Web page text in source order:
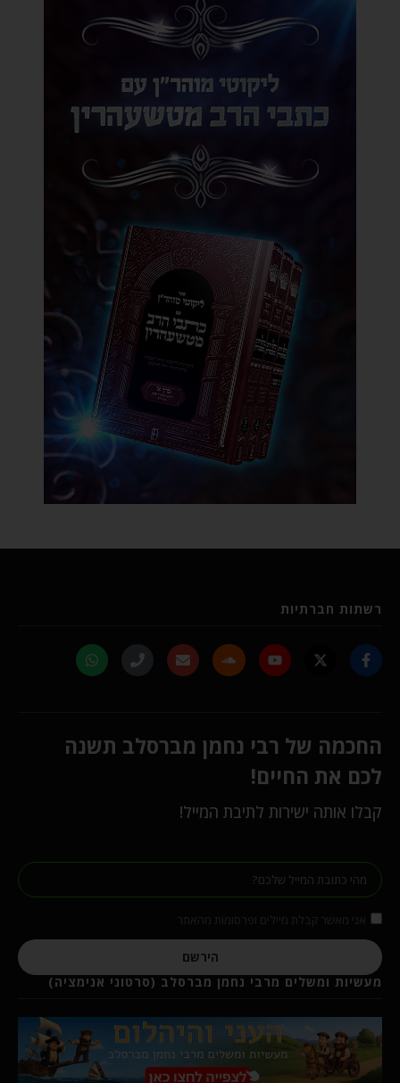
רשתות חברתיות
החכמה של רבי נחמן מברסלב תשנה
לכם את החיים!
קבלו אותה ישירות לתיבת המייל!
אני מאשר קבלת מיילים ופרסומות מהאתר
הירשם
מעשיות ומשלים מרבי נחמן מברסלב (סרטוני אנימציה)